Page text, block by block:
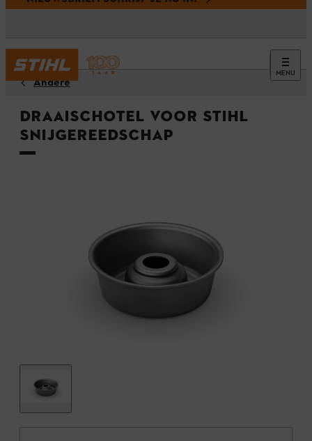
MENU
Andere
Draaischotel voor STIHL
snijgereedschap